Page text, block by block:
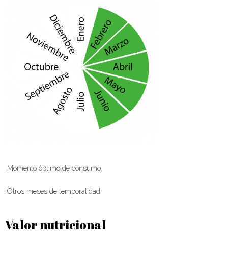
Momento óptimo de consumo
Otros meses de temporalidad
Valor nutricional